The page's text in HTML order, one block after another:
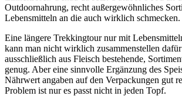
Outdoornahrung, recht außergewöhnliches
Lebensmitteln an die auch wirklich schmecken.
Eine längere Trekkingtour nur mit
kann man nicht wirklich zusammenstellen
ausschließlich aus Fleisch bestehende,
genug. Aber eine sinnvolle Ergänzung des
Nährwert angaben auf den Verpackungen gut
Problem ist nur es passt nicht in jeden Topf.